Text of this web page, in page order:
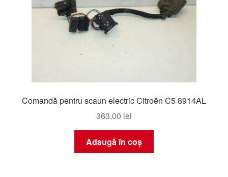
Comandă pentru scaun electric Citroën C5 8914AL
363,00 lei
Adaugă în coș